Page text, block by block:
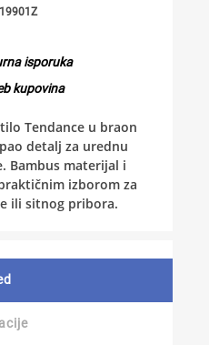
isporuka
kupovina
Tendance u braon
detalj za urednu
Bambus materijal i
izborom za
ili sitnog pribora.